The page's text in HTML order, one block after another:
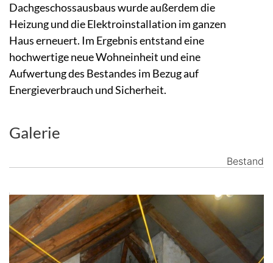
Dachgeschossausbaus wurde außerdem die
Heizung und die Elektroinstallation im ganzen
Haus erneuert. Im Ergebnis entstand eine
hochwertige neue Wohneinheit und eine
Aufwertung des Bestandes im Bezug auf
Energieverbrauch und Sicherheit.
Galerie
Bestand